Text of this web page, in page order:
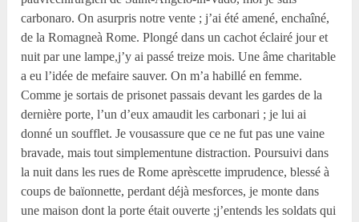
carbonaro. On asurpris notre vente ; j’ai été amené, enchaîné,
de la Romagneà Rome. Plongé dans un cachot éclairé jour et
nuit par une lampe,j’y ai passé treize mois. Une âme charitable
a eu l’idée de mefaire sauver. On m’a habillé en femme.
Comme je sortais de prisonet passais devant les gardes de la
dernière porte, l’un d’eux amaudit les carbonari ; je lui ai
donné un soufflet. Je vousassure que ce ne fut pas une vaine
bravade, mais tout simplementune distraction. Poursuivi dans
la nuit dans les rues de Rome aprèscette imprudence, blessé à
coups de baïonnette, perdant déjà mesforces, je monte dans
une maison dont la porte était ouverte ;j’entends les soldats qui